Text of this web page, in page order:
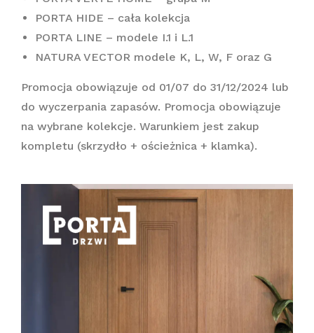
PORTA HIDE – cała kolekcja
PORTA LINE – modele I.1 i L.1
NATURA VECTOR modele K, L, W, F oraz G
Promocja obowiązuje od 01/07 do 31/12/2024 lub
do wyczerpania zapasów. Promocja obowiązuje
na wybrane kolekcje. Warunkiem jest zakup
kompletu (skrzydło + ościeżnica + klamka).